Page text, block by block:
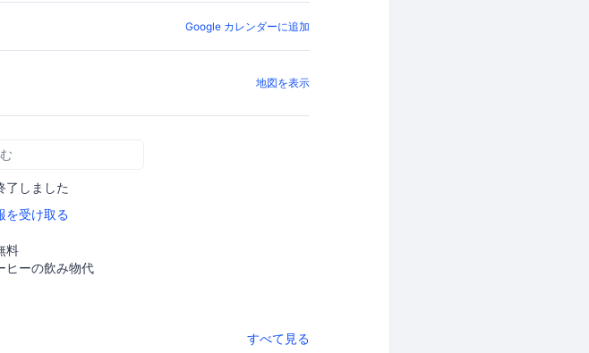
Google カレンダーに追加
地図を表示
了しました
を受け取る
料
ヒーの飲み物代
すべて見る